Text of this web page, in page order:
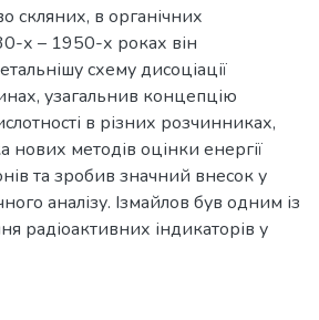
скляних, в органічних
х – 1950-х роках він
схему дисоціації
узагальнив концепцію
в різних розчинниках,
нових методів оцінки енергії
та зробив значний внесок у
аналізу. Ізмайлов був одним із
радіоактивних індикаторів у